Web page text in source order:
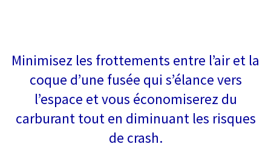
Minimisez les frottements entre l’air et la
coque d’une fusée qui s’élance vers
l’espace et vous économiserez du
carburant tout en diminuant les risques
de crash.